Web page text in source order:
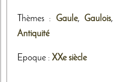
Thèmes : Gaule, Gaulois,
Antiquité
Epoque : XXe siècle